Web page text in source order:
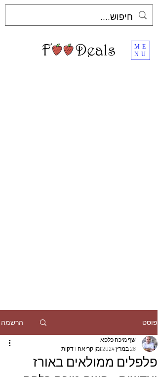
ME
NU
פוסט הרשמה
פלפלים ממולאים באורז
שף מיכה כלפא
28 במרץ 2024
זמן קריאה 1 דקות